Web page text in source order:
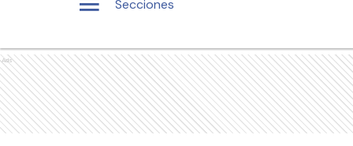
Secciones
Ads